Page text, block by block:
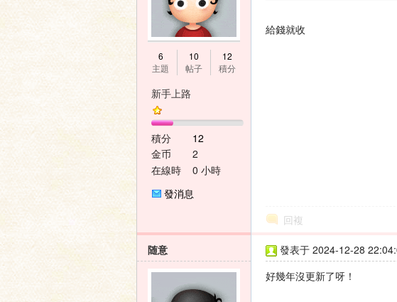
6
主題
10
帖子
12
積分
新手上路
積分
12
金币
2
在線時
0 小時
發消息
給錢就收
回複
随意 發表于 2024-12-28
好幾年沒更新了呀！